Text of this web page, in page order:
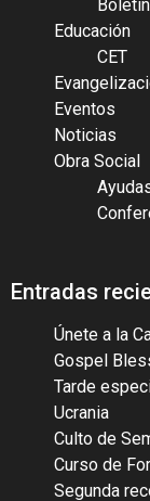
Educación
CET
Eventos
Noticias
Obra Social
Entradas
Únete a la
Gospel
Tarde
Ucrania
Culto de
Curso de
Segunda